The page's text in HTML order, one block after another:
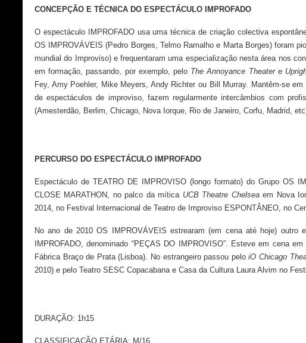
CONCEPÇÃO E TÉCNICA DO ESPECTÁCULO IMPROFADO
O espectáculo IMPROFADO usa uma técnica de criação colectiva
OS IMPROVÁVEIS (Pedro Borges, Telmo Ramalho e Marta Borges) foram
mundial do Improviso) e frequentaram uma especialização nesta área nos
em formação, passando, por exemplo, pelo The Annoyance Theatere
Fey, Amy Poehler, Mike Meyers, Andy Richter ou Bill Murray. Mantêm-se
de espectáculos de improviso, fazem regularmente intercâmbios com
(Amesterdão, Berlim, Chicago, Nova Iorque, Rio de Janeiro, Corfu, Madrid,
PERCURSO DO ESPECTÁCULO IMPROFADO
Espectáculo de TEATRO DE IMPROVISO (longo formato) do Grupo OS
CLOSE MARATHON, no palco da mítica UCB Theatre Chelseaem Nova
2014, no Festival Internacional de Teatro de Improviso ESPONTÂNEO, no
No ano de 2010 OS IMPROVÁVEIS estrearam (em cena até hoje)
IMPROFADO, denominado “PEÇAS DO IMPROVISO”. Esteve em cena
Fábrica Braço de Prata (Lisboa). No estrangeiro passou peloiO Chicago
2010) e pelo Teatro SESC Copacabana e Casa da Cultura Laura Alvim no
DURAÇÃO: 1h15
CLASSIFICAÇÃO ETÁRIA: M/16